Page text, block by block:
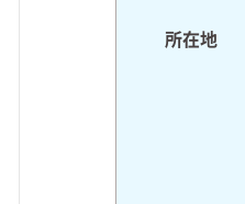
所在地